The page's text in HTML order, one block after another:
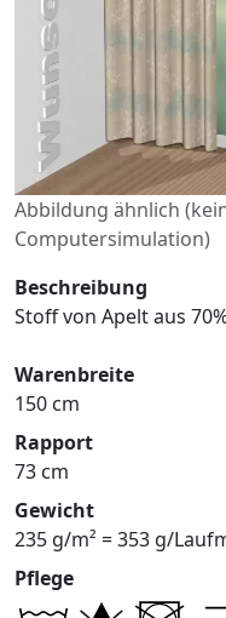
Abbildung ähnlich
Computersimulation)
Beschreibung
Stoff von Apelt aus
Warenbreite
150 cm
Rapport
73 cm
Gewicht
235 g/m² = 353 g/
Pflege